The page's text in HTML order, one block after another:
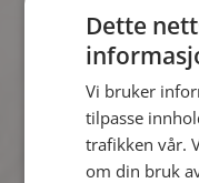
Dette
Vi bruker
tilpasse
trafikken vår.
om din bruk